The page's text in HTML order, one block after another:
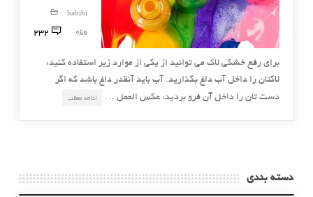
habibi
ویژه
232
برای رفع خشکی لاک می توانید از یکی از موارد زیر استفاده کنید:
لاکتان را داخل آب داغ بگذارید. آب باید آنقدر داغ باشد که اگر
دست تان را داخل آن فرو بردید، عکس العمل …
ادامه مطلب
دسته بندی